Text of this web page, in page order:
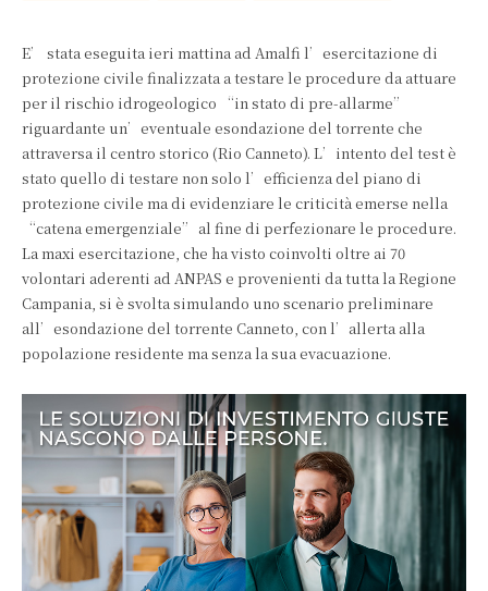
E’ stata eseguita ieri mattina ad Amalfi l’esercitazione di
protezione civile finalizzata a testare le procedure da attuare
per il rischio idrogeologico “in stato di pre-allarme”
riguardante un’eventuale esondazione del torrente che
attraversa il centro storico (Rio Canneto). L’intento del test è
stato quello di testare non solo l’efficienza del piano di
protezione civile ma di evidenziare le criticità emerse nella
“catena emergenziale” al fine di perfezionare le procedure.
La maxi esercitazione, che ha visto coinvolti oltre ai 70
volontari aderenti ad ANPAS e provenienti da tutta la Regione
Campania, si è svolta simulando uno scenario preliminare
all’esondazione del torrente Canneto, con l’allerta alla
popolazione residente ma senza la sua evacuazione.